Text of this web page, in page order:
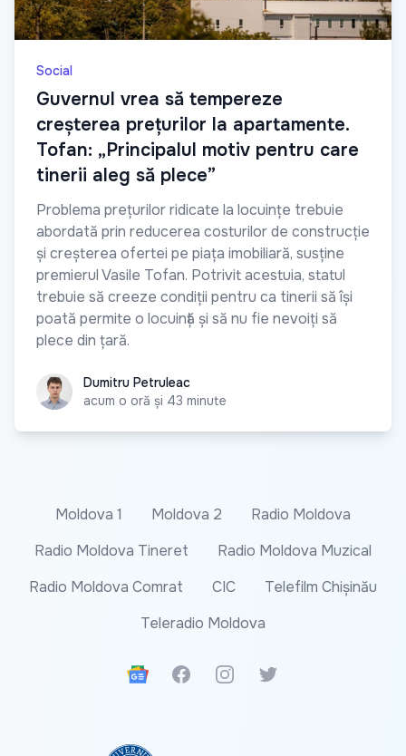
Social
Guvernul vrea să tempereze
creșterea prețurilor la apartamente.
Tofan: „Principalul motiv pentru care
tinerii aleg să plece”
Problema prețurilor ridicate la locuințe trebuie
abordată prin reducerea costurilor de construcție
și creșterea ofertei pe piața imobiliară, susține
premierul Vasile Tofan. Potrivit acestuia, statul
trebuie să creeze condiții pentru ca tinerii să își
poată permite o locuință și să nu fie nevoiți să
plece din țară.
Dumitru Petruleac
Dumitru Petruleac
acum o oră și 43 minute
Moldova 1 Moldova 2
Radio Moldova
Radio Moldova Tineret
Radio Moldova Muzical
Radio Moldova Comrat
CIC
Telefilm Chișinău
Teleradio Moldova
Google News
FacebookInstagramTwitter